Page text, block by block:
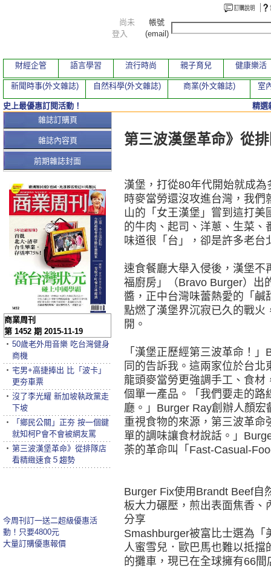
本期文章
第三波漢堡革命》從
漢堡，打從80年代開始就成
時麥當勞還沒攻進台灣，我
山的「女王漢堡」嘗到這打
的牛肉、起司、洋蔥、生菜
味道很「台」，卻是許多老台
速食餐廳大舉入侵後，漢堡不
福廚房」（Bravo Burger）
醬，正中台灣味蕾熱愛的「鹹
點燃了漢堡界沉寂已久的戰
開。
「漢堡正歷經第三波革命！
同的告訴我。這兩家位於台
龍頭麥當勞更強調手工、食材
個單一產品。「我們要走的路
廳。」Burger Ray創辦人顏
重視食物的來源，第三波革
單的調味讓食材說話。」
荼的革命叫「Fast-Casual-
Burger Fix使用Brandt Beef
板大力碾壓，煎出表面焦香、
分享
Smashburger被富比士選為
人蜜雪兒．歐巴馬也難以抵
的攤車，現已在全球擁有66
雜誌訂購頁
雜誌內容頁
前期雜誌封面
商業周刊
第 1452 期 2015-11-19
‧ 50歲老外用音樂 吃台灣健身
商機
‧ 宅男+高捷捧出 比「波卡」
更夯車票
‧ 沒了李光耀 新加坡執政黨走
下坡
‧
「鄉民公關」正夯 按一個鍵
就知柯P會不會被網友罵
‧ 第三波漢堡革命》從排隊店
看精緻速食５趨勢
今周刊訂一送二超級優惠活
動！只要4800元
大量訂購優惠報價
尚未
登入
帳號
(email)
財經企管 語言學習 流行時尚 親子育兒 健康樂活
新聞時事(外文雜誌) 自然科學(外文雜誌) 商業(外文雜誌) 室
史上最優惠訂閱活動！ 精選